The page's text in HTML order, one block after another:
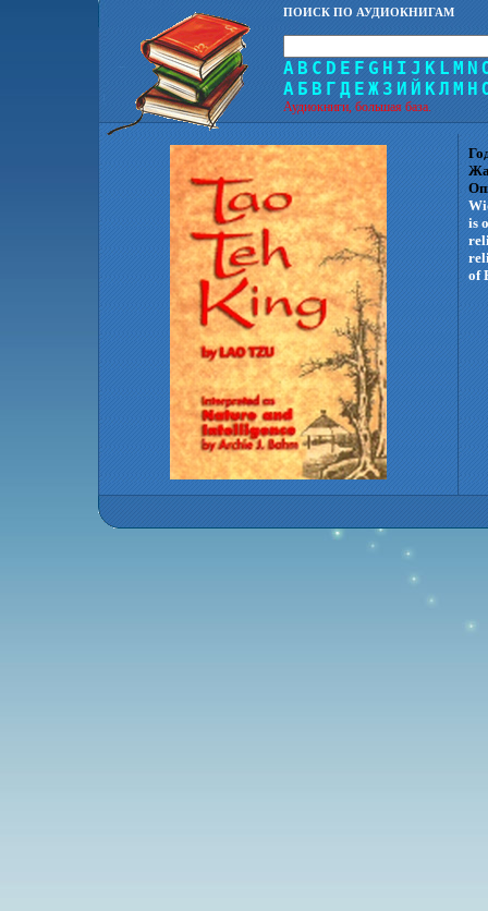
ПОИСК ПО АУДИОКНИГАМ
A B C D E F G H I J K L M N
А Б В Г Д Е Ж З И Й КЛ М Н
Аудиокниги, большая база.
is
of